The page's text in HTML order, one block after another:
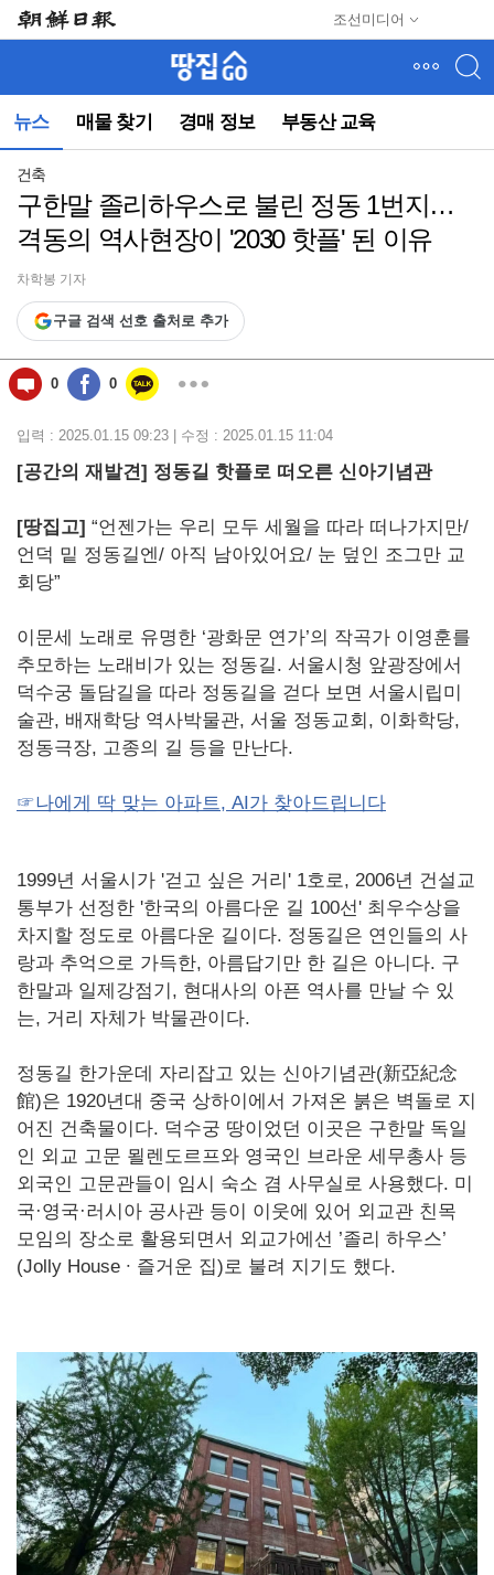
조선미디어
뉴스 매물 찾기 경매 정보 부동산 교육
뉴
(컨
동)
건축
구한말 졸리하우스로 불린 정동 1번지…
격동의 역사현장이 '2030 핫플' 된 이유
차학봉 기자
구글 검색 선호 출처로 추가
0 0
입력 : 2025.01.15 09:23 | 수정 : 2025.01.15 11:04
[공간의 재발견] 정동길 핫플로 떠오른 신아기념관
[땅집고] “언젠가는 우리 모두 세월을 따라 떠나가지만/
언덕 밑 정동길엔/ 아직 남아있어요/ 눈 덮인 조그만 교
회당”
이문세 노래로 유명한 ‘광화문 연가’의 작곡가 이영훈를
추모하는 노래비가 있는 정동길. 서울시청 앞광장에서
덕수궁 돌담길을 따라 정동길을 걷다 보면 서울시립미
술관, 배재학당 역사박물관, 서울 정동교회, 이화학당,
정동극장, 고종의 길 등을 만난다.
☞나에게 딱 맞는 아파트, AI가 찾아드립니다
1999년 서울시가 '걷고 싶은 거리' 1호로, 2006년 건설교
통부가 선정한 '한국의 아름다운 길 100선' 최우수상을
차지할 정도로 아름다운 길이다. 정동길은 연인들의 사
랑과 추억으로 가득한, 아름답기만 한 길은 아니다. 구
한말과 일제강점기, 현대사의 아픈 역사를 만날 수 있
는, 거리 자체가 박물관이다.
정동길 한가운데 자리잡고 있는 신아기념관(新亞紀念
館)은 1920년대 중국 상하이에서 가져온 붉은 벽돌로 지
어진 건축물이다. 덕수궁 땅이었던 이곳은 구한말 독일
인 외교 고문 묄렌도르프와 영국인 브라운 세무총사 등
외국인 고문관들이 임시 숙소 겸 사무실로 사용했다. 미
국·영국·러시아 공사관 등이 이웃에 있어 외교관 친목
모임의 장소로 활용되면서 외교가에선 ’졸리 하우스’
(Jolly House ∙ 즐거운 집)로 불려 지기도 했다.